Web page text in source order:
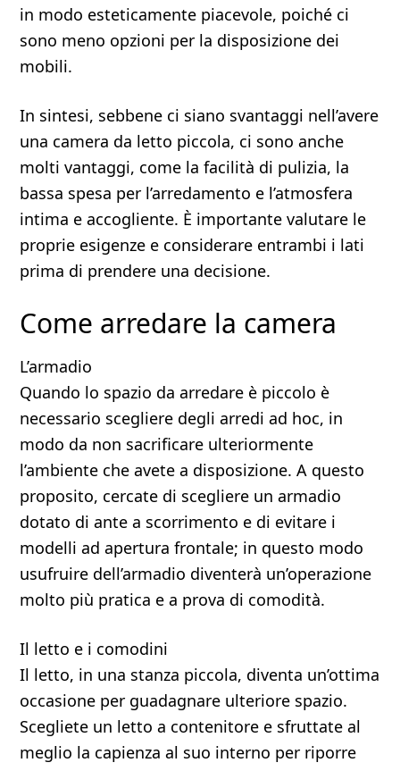
in modo esteticamente piacevole, poiché ci
sono meno opzioni per la disposizione dei
mobili.
In sintesi, sebbene ci siano svantaggi nell’avere
una camera da letto piccola, ci sono anche
molti vantaggi, come la facilità di pulizia, la
bassa spesa per l’arredamento e l’atmosfera
intima e accogliente. È importante valutare le
proprie esigenze e considerare entrambi i lati
prima di prendere una decisione.
Come arredare la camera
L’armadio
Quando lo spazio da arredare è piccolo è
necessario scegliere degli arredi ad hoc, in
modo da non sacrificare ulteriormente
l’ambiente che avete a disposizione. A questo
proposito, cercate di scegliere un armadio
dotato di ante a scorrimento e di evitare i
modelli ad apertura frontale; in questo modo
usufruire dell’armadio diventerà un’operazione
molto più pratica e a prova di comodità.
Il letto e i comodini
Il letto, in una stanza piccola, diventa un’ottima
occasione per guadagnare ulteriore spazio.
Scegliete un letto a contenitore e sfruttate al
meglio la capienza al suo interno per riporre